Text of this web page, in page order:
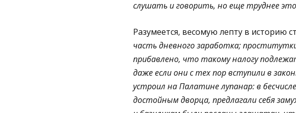
слушать и говорить, но еще труднее
Разумеется, весомую лепту в историю
часть дневного заработка;
прибавлено, что такому налогу
даже если они с тех пор вступили в
устроил на Палатине лупанар: в
достойным дворца, предлагали себя